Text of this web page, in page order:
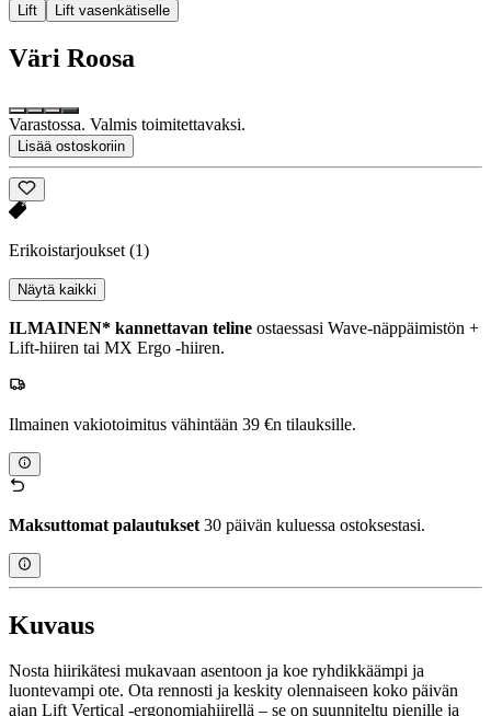
Lift Lift vasenkätiselle
Väri Roosa
Varastossa. Valmis toimitettavaksi.
Lisää ostoskoriin
Erikoistarjoukset (1)
Näytä kaikki
ILMAINEN* kannettavan teline ostaessasi Wave-näppäimistön +
Lift-hiiren tai MX Ergo -hiiren.
Ilmainen vakiotoimitus vähintään 39 €n tilauksille.
Maksuttomat palautukset 30 päivän kuluessa ostoksestasi.
Kuvaus
Nosta hiirikätesi mukavaan asentoon ja koe ryhdikkäämpi ja
luontevampi ote. Ota rennosti ja keskity olennaiseen koko päivän
ajan Lift Vertical -ergonomiahiirellä – se on suunniteltu pienille ja